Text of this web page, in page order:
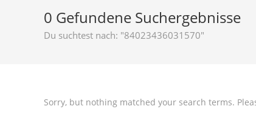
0 Gefundene Suchergebnisse
Du suchtest nach: "84023436031570"
Sorry, but nothing matched your search terms.